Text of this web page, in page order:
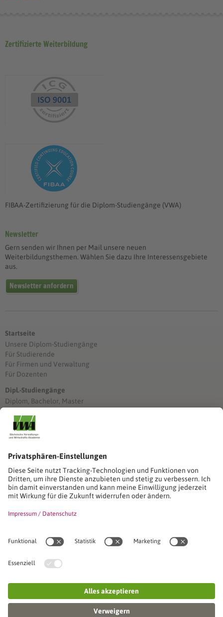
Zertifizierte Weiterbildung
FIBAA-Zertifizierung für die Diplom-Studiengänge (VWA)
Newsletter
Gern senden wir Ihnen per Mail unsere neuen
Weiterbildungsthemen. Wählen Sie dazu Ihre Interessensgebiete
aus.
Newsletter anfordern
Startseite
Unsere Diplom-Studiengänge
Für Studierende
Für Firmen und Verwaltung
Für Dozenten
Dipl.-Studiengänge
Diplom, Bachelor, Master
Stimmen unserer Absolventinnen und Absolventen
Stimmen unserer Absolventinnen und Absolventen
Seminare
Seminardatenbank
Inhouseanfragen
Seminarreihen
VWA stellt sich vor
Unser SVWA-Team
Veranstaltungsorte und Raumanmietung